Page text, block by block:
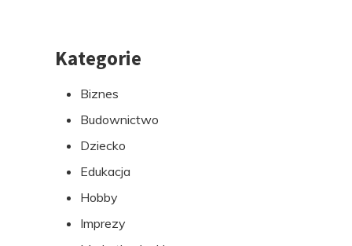
PrzejdźKategorie
Biznes
Budownictwo
Dziecko
Edukacja
Hobby
Imprezy